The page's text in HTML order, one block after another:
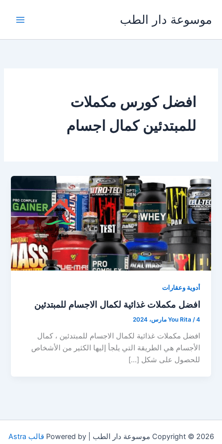
المحتوى
موسوعة دار الطب
افضل كورس مكملات
للمبتدئين كمال اجسام
أدوية وعقارات
افضل مكملات غذائية لكمال الاجسام للمبتدئين
You Rita /4 مارس، 2024
افضل مكملات غذائية لكمال الاجسام للمبتدئين ، كمال
الأجسام هي الطريقة التي يلجأ إليها الكثير من الأشخاص
للحصول على شكل […]
Copyright © 2026 موسوعة دار الطب | Powered by قالب Astra